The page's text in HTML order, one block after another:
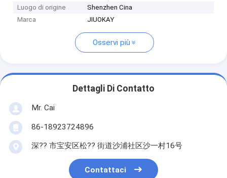
Luogo di origine
Shenzhen Cina
Marca
JIUOKAY
Osservi più
Dettagli Di Contatto
Mr. Cai
86-18923724896
深?? 市宝安区松?? 街道沙浦社区沙一村16号
Contattaci